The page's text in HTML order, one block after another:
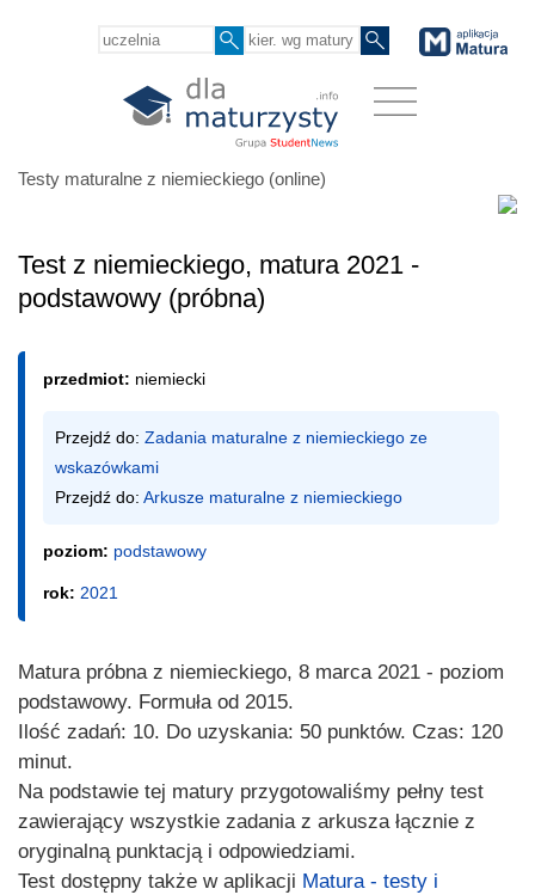
Testy maturalne z niemieckiego (online)
Test z niemieckiego, matura 2021 -
podstawowy (próbna)
przedmiot: niemiecki
Przejdź do: Zadania maturalne z niemieckiego ze
wskazówkami
Przejdź do: Arkusze maturalne z niemieckiego
poziom: podstawowy
rok: 2021
Matura próbna z niemieckiego, 8 marca 2021 - poziom
podstawowy. Formuła od 2015.
Ilość zadań: 10. Do uzyskania: 50 punktów. Czas: 120
minut.
Na podstawie tej matury przygotowaliśmy pełny test
zawierający wszystkie zadania z arkusza łącznie z
oryginalną punktacją i odpowiedziami.
Test dostępny także w aplikacji Matura - testy i